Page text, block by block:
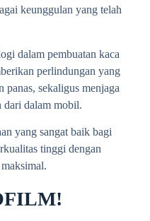
keunggulan yang telah
dalam pembuatan kaca
perlindungan yang
sekaligus menjaga
dari dalam mobil.
yang sangat baik bagi
tinggi dengan